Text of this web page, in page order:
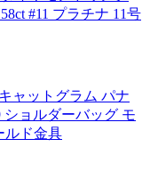
#11 プラチナ 11号
ャットグラム パナ
ショルダーバッグ モ
ルド金具